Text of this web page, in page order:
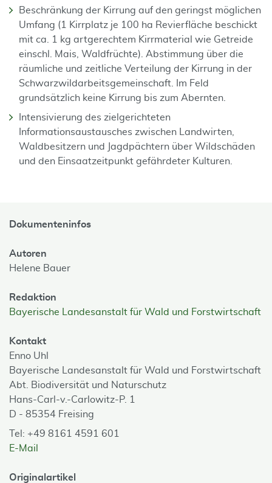
Beschränkung der Kirrung auf den geringst möglichen
Umfang (1 Kirrplatz je 100 ha Revierfläche beschickt
mit ca. 1 kg artgerechtem Kirrmaterial wie Getreide
einschl. Mais, Waldfrüchte). Abstimmung über die
räumliche und zeitliche Verteilung der Kirrung in der
Schwarzwildarbeitsgemeinschaft. Im Feld
grundsätzlich keine Kirrung bis zum Abernten.
Intensivierung des zielgerichteten
Informationsaustausches zwischen Landwirten,
Waldbesitzern und Jagdpächtern über Wildschäden
und den Einsaatzeitpunkt gefährdeter Kulturen.
Dokumenteninfos
Autoren
Helene Bauer
Redaktion
Bayerische Landesanstalt für Wald und Forstwirtschaft
Kontakt
Enno Uhl
Bayerische Landesanstalt für Wald und Forstwirtschaft
Abt. Biodiversität und Naturschutz
Hans-Carl-v.-Carlowitz-P. 1
D - 85354 Freising
Tel: +49 8161 4591 601
E-Mail
Originalartikel